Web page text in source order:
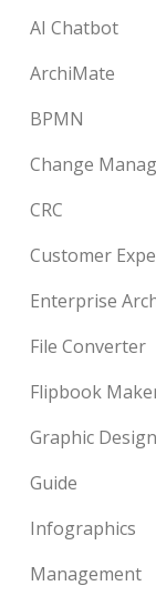
AI Chatbot
ArchiMate
BPMN
Change
CRC
Customer
Enterprise
File Converter
Flipbook
Graphic Design
Guide
Infographics
Management